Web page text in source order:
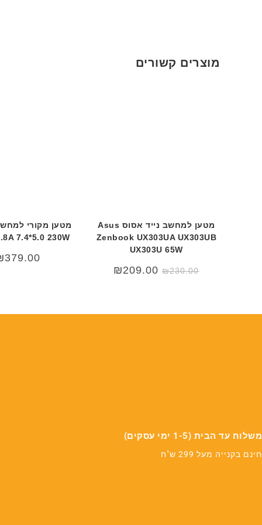
מוצרים קשורים
מטען למחשב נייד אסוס Asus
Zenbook UX303UA UX303UB
UX303U 65W
₪230.00
המחיר
המקורי
₪209.00
המחיר
הנוכחי
7.4*5.0 230W
379.00
משלוח עד הבית (1-5 ימי עסקים)
חינם בקנייה מעל 299 ש"ח